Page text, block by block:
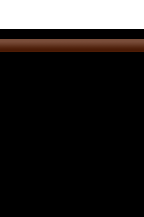
megszokott